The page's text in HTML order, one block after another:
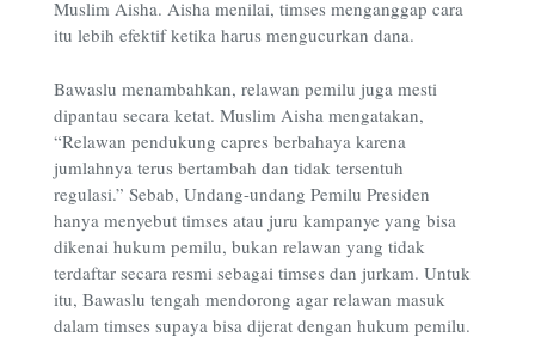
Muslim Aisha. Aisha menilai, timses menganggap cara
itu lebih efektif ketika harus mengucurkan dana.
Bawaslu menambahkan, relawan pemilu juga mesti
dipantau secara ketat. Muslim Aisha mengatakan,
“Relawan pendukung capres berbahaya karena
jumlahnya terus bertambah dan tidak tersentuh
regulasi.” Sebab, Undang-undang Pemilu Presiden
hanya menyebut timses atau juru kampanye yang bisa
dikenai hukum pemilu, bukan relawan yang tidak
terdaftar secara resmi sebagai timses dan jurkam. Untuk
itu, Bawaslu tengah mendorong agar relawan masuk
dalam timses supaya bisa dijerat dengan hukum pemilu.